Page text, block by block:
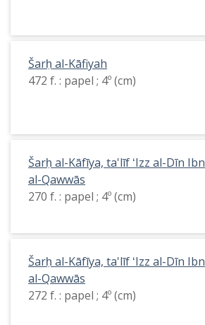
Šarḥ al-Kāfiyah
472 f. : papel ; 4º (cm)
Šarḥ al-Kāfīya, ta'līf ʻIzz al-Dīn Ibn
al-Qawwās
270 f. : papel ; 4º (cm)
Šarḥ al-Kāfīya, ta'līf ʻIzz al-Dīn Ibn
al-Qawwās
272 f. : papel ; 4º (cm)